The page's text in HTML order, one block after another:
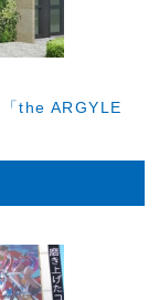
「the ARGYLE